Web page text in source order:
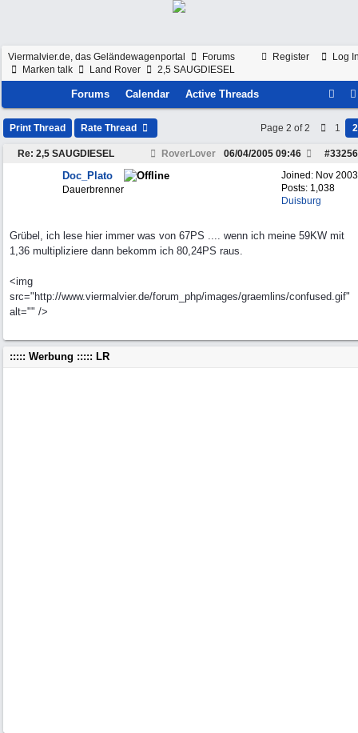
Register Log
Viermalvier.de, das Geländewagenportal
Forums
Marken talk
Land Rover 2,5 SAUGDIESEL
Forums Calendar Active Threads
Print Thread Rate Thread Page 2 of 2 1 2
Re: 2,5 SAUGDIESEL RoverLover #33256
06/04/2005 09:46
Joined: Nov 2003
Posts: 1,038
Duisburg
Doc_Plato
Dauerbrenner
Grübel, ich lese hier immer was von 67PS .... wenn ich meine 59KW mit
1,36 multipliziere dann bekomm ich 80,24PS raus.
<img
src="http://www.viermalvier.de/forum_php/images/graemlins/confused.gif"
alt="" />
::::: Werbung ::::: LR